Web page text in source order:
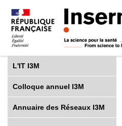
L'IT I3M
Colloque annuel I3M
Annuaire des Réseaux I3M